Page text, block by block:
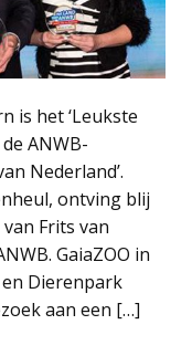
is het ‘Leukste
ANWB-
Nederland’.
ontving blij
Frits van
GaiaZOO in
Dierenpark
aan een […]